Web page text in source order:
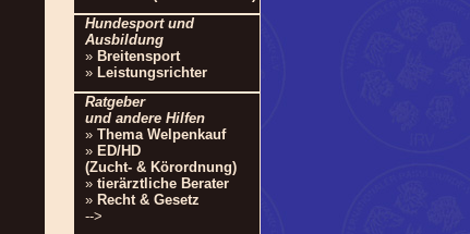
Hundesport und
Ausbildung
» Breitensport
» Leistungsrichter
Ratgeber
und andere Hilfen
» Thema Welpenkauf
» ED/HD
(Zucht- & Körordnung)
» tierärztliche Berater
» Recht & Gesetz
-->